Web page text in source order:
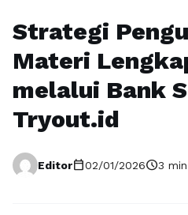
Strategi
Materi
melalui Bank
Tryout.id
Editorcalendar_today02/01/2026schedule3